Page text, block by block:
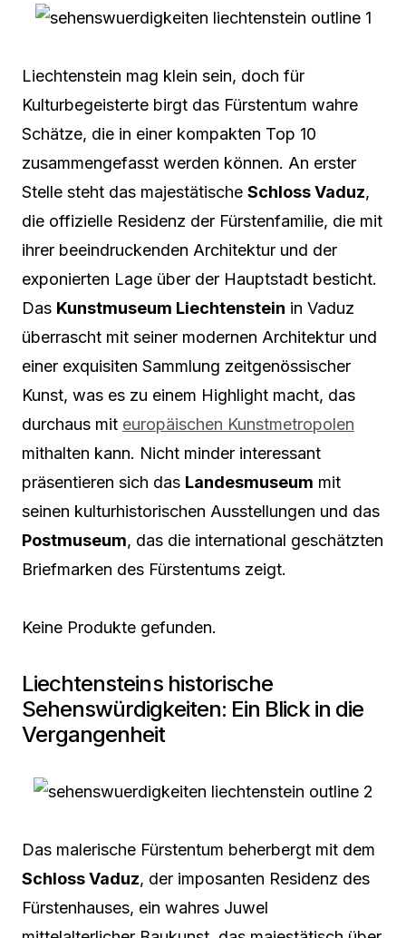
Liechtenstein mag klein sein, doch für
Kulturbegeisterte birgt das Fürstentum wahre
Schätze, die in einer kompakten Top 10
zusammengefasst werden können. An erster
Stelle steht das majestätische Schloss Vaduz,
die offizielle Residenz der Fürstenfamilie, die mit
ihrer beeindruckenden Architektur und der
exponierten Lage über der Hauptstadt besticht.
Das Kunstmuseum Liechtenstein in Vaduz
überrascht mit seiner modernen Architektur und
einer exquisiten Sammlung zeitgenössischer
Kunst, was es zu einem Highlight macht, das
durchaus mit europäischen Kunstmetropolen
mithalten kann. Nicht minder interessant
präsentieren sich das Landesmuseum mit
seinen kulturhistorischen Ausstellungen und das
Postmuseum, das die international geschätzten
Briefmarken des Fürstentums zeigt.
Keine Produkte gefunden.
Liechtensteins historische
Sehenswürdigkeiten: Ein Blick in die
Vergangenheit
Das malerische Fürstentum beherbergt mit dem
Schloss Vaduz, der imposanten Residenz des
Fürstenhauses, ein wahres Juwel